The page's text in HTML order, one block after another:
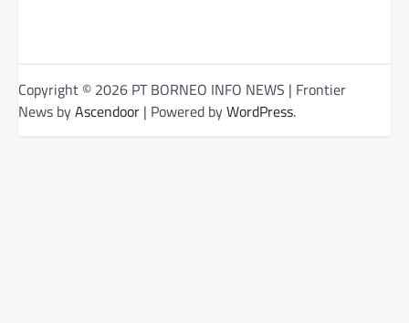
Copyright © 2026 PT BORNEO INFO NEWS | Frontier
News byAscendoor | Powered byWordPress.